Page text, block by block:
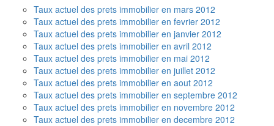
Taux actuel des prets immobilier en mars 2012
Taux actuel des prets immobilier en fevrier 2012
Taux actuel des prets immobilier en janvier 2012
Taux actuel des prets immobilier en avril 2012
Taux actuel des prets immobilier en mai 2012
Taux actuel des prets immobilier en juillet 2012
Taux actuel des prets immobilier en aout 2012
Taux actuel des prets immobilier en septembre 2012
Taux actuel des prets immobilier en novembre 2012
Taux actuel des prets immobilier en decembre 2012